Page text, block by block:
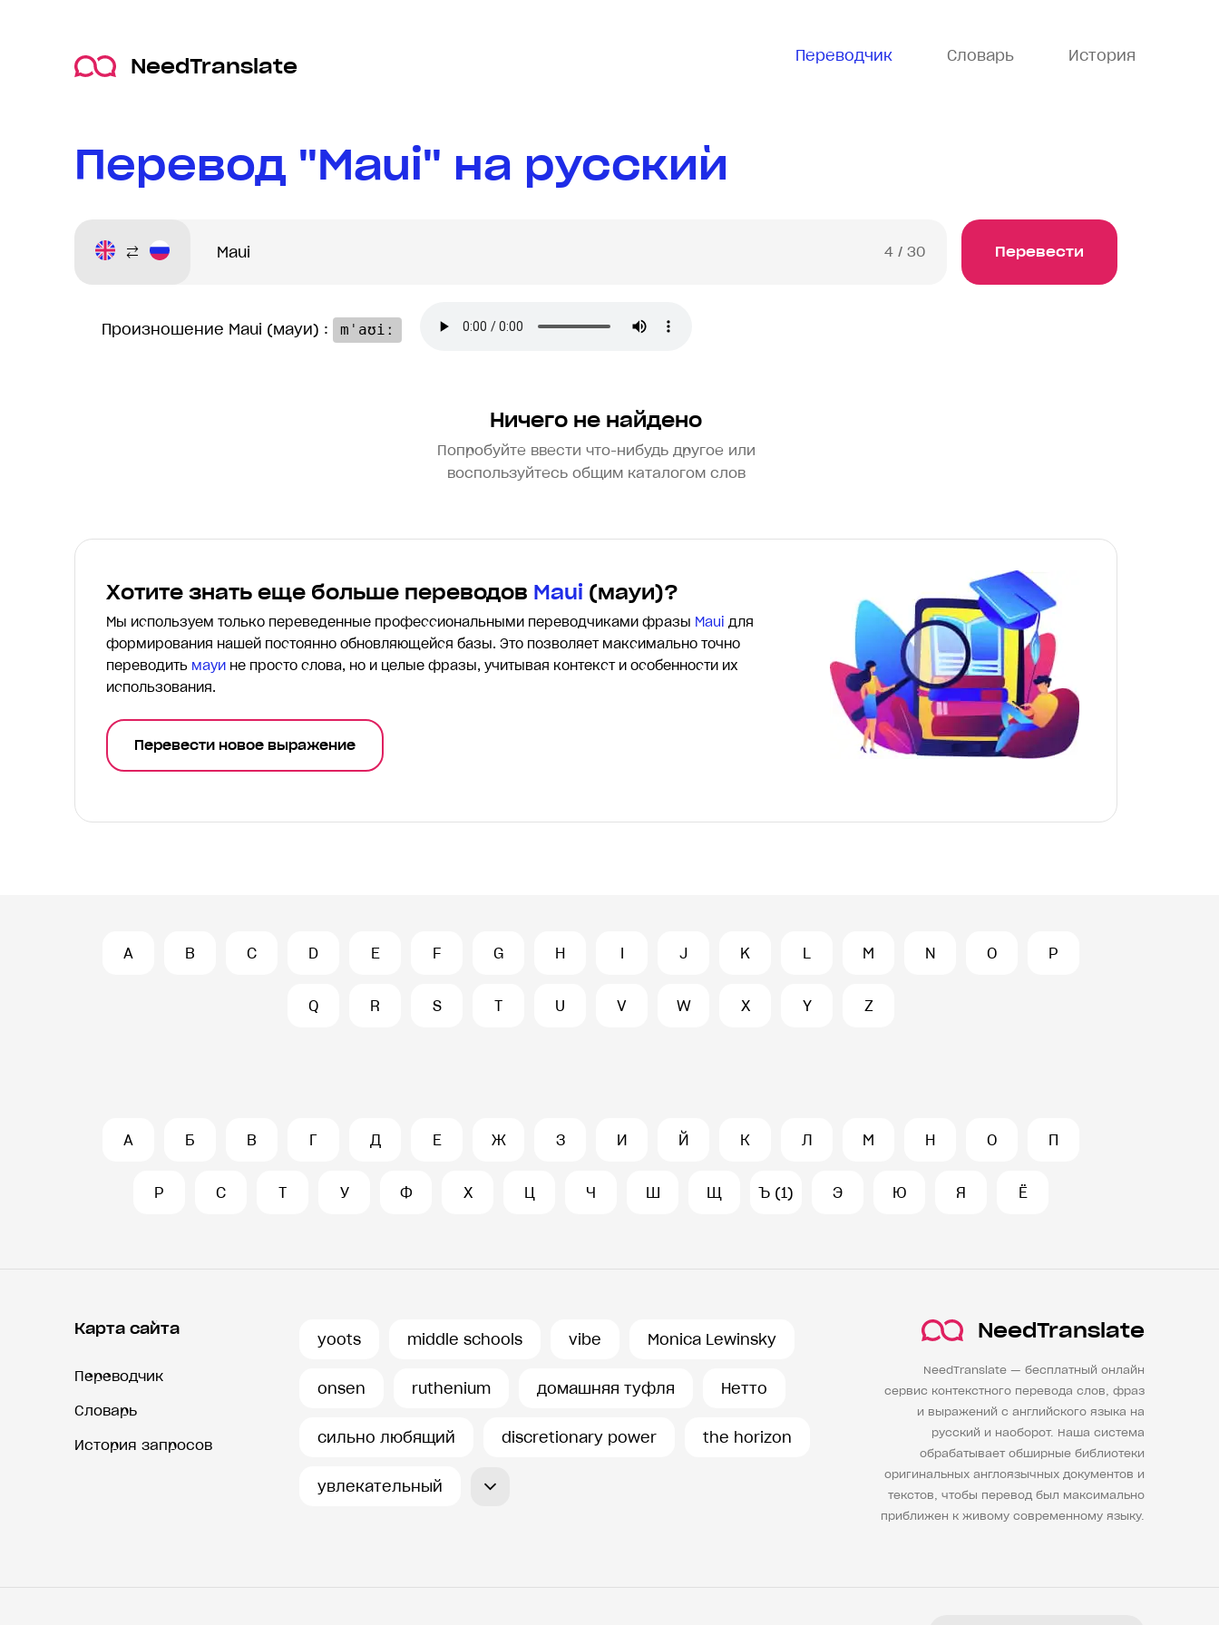
NeedTranslate Переводчик Словарь История
Перевод "Maui" на русский
4 / 30 Перевести
Произношение Maui (мауи) : mˈaʊiː
Ничего не найдено
Попробуйте ввести что-нибудь другое или
воспользуйтесь общим каталогом слов
Хотите знать еще больше переводов Maui (мауи)?
Мы используем только переведенные профессиональными переводчиками фразы Maui для
формирования нашей постоянно обновляющейся базы. Это позволяет максимально точно
переводить мауи не просто слова, но и целые фразы, учитывая контекст и особенности их
использования.
Перевести новое выражение
A B C D E F G H I J K L M N O P
Q R S T U V W X Y Z
А Б В Г Д Е Ж З И Й К Л М Н О П
Р С Т У Ф Х Ц Ч Ш Щ Ъ (1) Э Ю Я Ё
Карта сайта
Переводчик
Словарь
История запросов
yoots middle schools vibe Monica Lewinsky
onsen ruthenium домашняя туфля Нетто
сильно любящий discretionary power the horizon
увлекательный
NeedTranslate
NeedTranslate — бесплатный онлайн
сервис контекстного перевода слов, фраз
и выражений с английского языка на
русский и наоборот. Наша система
обрабатывает обширные библиотеки
оригинальных англоязычных документов и
текстов, чтобы перевод был максимально
приближен к живому современному языку.